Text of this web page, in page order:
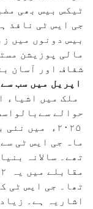
ٹیکس بیس بھی
جی ایس ٹی نافذ
بیس دونوں میں
مالی پوزیشن
شفاف اور آسان
اپریل میں سب
ملک میں اشیاء
حوالے
۲۰۲۵ء میں
تھا۔ جی ایس ٹی
اشاریہ ہے۔